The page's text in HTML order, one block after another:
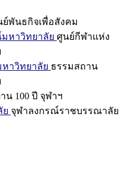
ย์พันธกิจเพื่อสังคม
หาวิทยาลัย ศูนย์กีฬาแห่ง
าวิทยาลัย ธรรมสถาน
น 100 ปี จุฬาฯ
ย จุฬาลงกรณ์ราชบรรณาลัย